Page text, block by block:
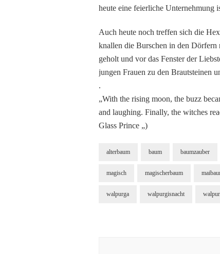
heute eine feierliche Unternehmung
Auch heute noch treffen sich die
knallen die Burschen in den Dörfern
geholt und vor das Fenster der
jungen Frauen zu den Brautsteinen
.
„With the rising moon, the buzz
and laughing. Finally, the witches
Glass Prince „)
alterbaum baum baumzauber
magisch magischerbaum
walpurga walpurgisnacht